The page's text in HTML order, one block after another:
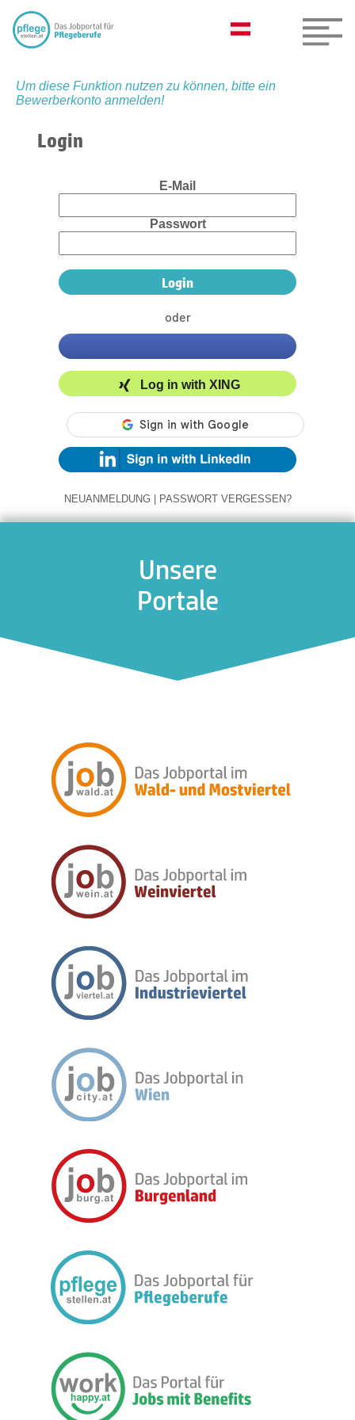
Um diese Funktion nutzen zu können, bitte ein
Bewerberkonto anmelden!
Login
E-Mail
Passwort
oder
Log in with XING
NEUANMELDUNG | PASSWORT VERGESSEN?
Unsere
Portale